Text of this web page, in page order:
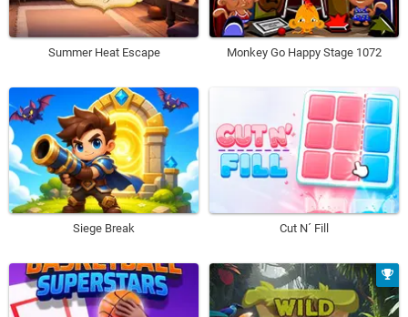
Summer Heat Escape Monkey Go Happy Stage 1072
Siege Break Cut N´ Fill